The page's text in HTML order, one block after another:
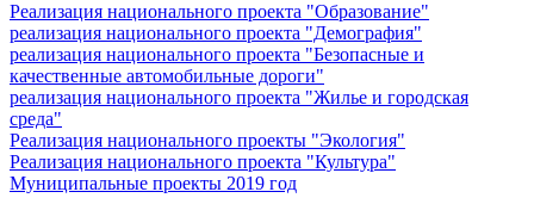
Реализация национального проекта "Образование"
реализация национального проекта "Демография"
реализация национального проекта "Безопасные и
качественные автомобильные дороги"
реализация национального проекта "Жилье и городская
среда"
Реализация национального проекты "Экология"
Реализация национального проекта "Культура"
Муниципальные проекты 2019 год